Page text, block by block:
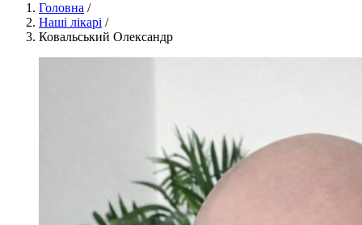
Головна /
Наші лікарі /
Ковальський Олександр